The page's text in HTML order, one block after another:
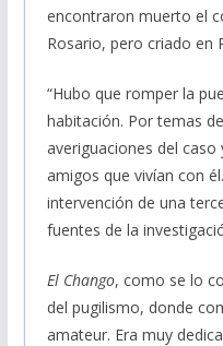
encontraron muerto el
Rosario, pero criado en
“Hubo que romper la
habitación. Por temas
averiguaciones del
amigos que vivían con
intervención de una
fuentes de la
El Chango, como se lo
del pugilismo, donde
amateur. Era muy